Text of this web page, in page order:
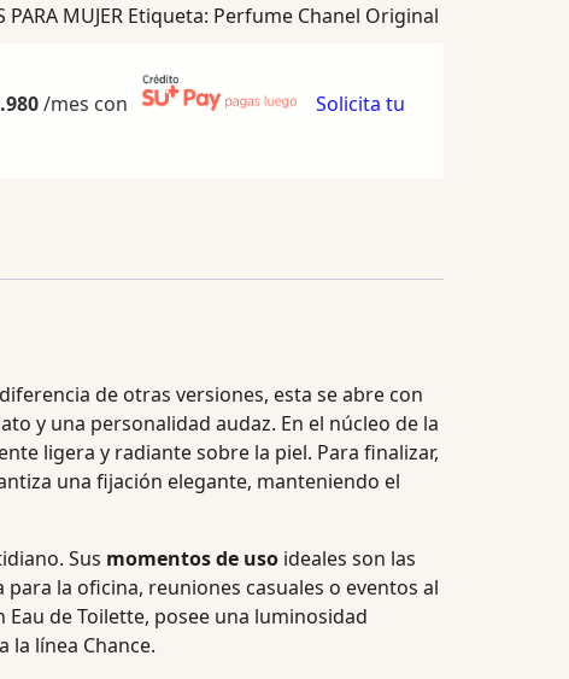
PARA MUJER Etiqueta: Perfume Chanel Original
/mes con
Solicita tu
de otras versiones, esta se abre con
y una personalidad audaz. En el núcleo de la
ligera y radiante sobre la piel. Para finalizar,
una fijación elegante, manteniendo el
Sus momentos de uso ideales son las
la oficina, reuniones casuales o eventos al
de Toilette, posee una luminosidad
la línea Chance.